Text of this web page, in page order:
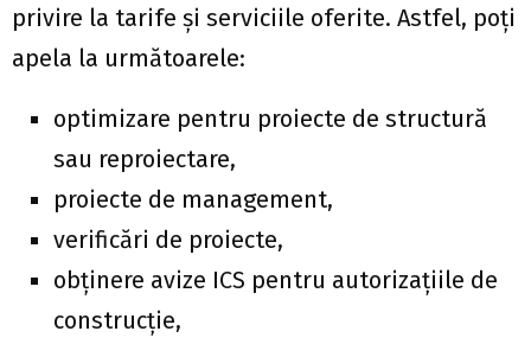
privire la tarife și serviciile oferite. Astfel, poți
apela la următoarele:
optimizare pentru proiecte de structură
sau reproiectare,
proiecte de management,
verificări de proiecte,
obținere avize ICS pentru autorizațiile de
construcție,